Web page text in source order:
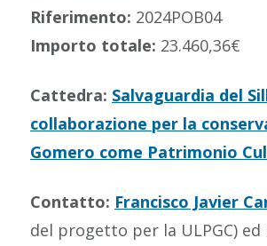
Riferimento: 2024POB04
Importo totale: 23.460,36€
Cattedra: Salvaguardia del
collaborazione per la
Gomero come Patrimonio
Contatto: Francisco Javier
del progetto per la ULPGC)